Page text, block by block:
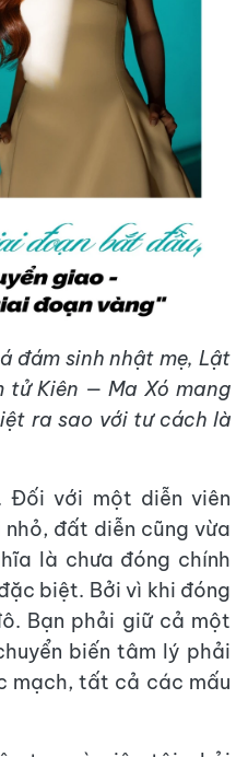
đám sinh nhật mẹ, Lật
tử Kiên — Ma Xó mang
ra sao với tư cách là
với một diễn viên
đất diễn cũng vừa
là chưa đóng chính
biệt. Bởi vì khi đóng
Bạn phải giữ cả một
biến tâm lý phải
mạch, tất cả các mấu